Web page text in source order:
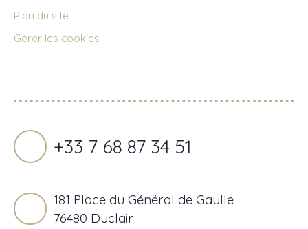
Plan du site
Gérer les cookies
+33 7 68 87 34 51
181 Place du Général de Gaulle
76480 Duclair